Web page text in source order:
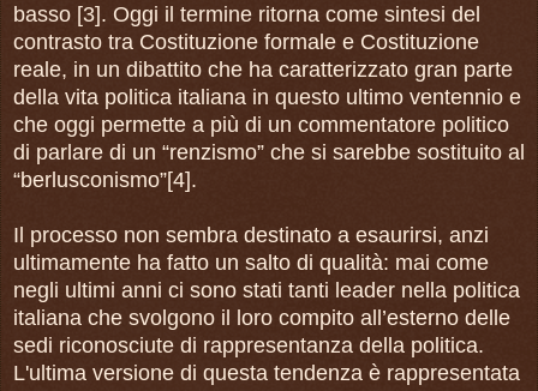
basso [3]. Oggi il termine ritorna come sintesi del
contrasto tra Costituzione formale e Costituzione
reale, in un dibattito che ha caratterizzato gran parte
della vita politica italiana in questo ultimo ventennio e
che oggi permette a più di un commentatore politico
di parlare di un “renzismo” che si sarebbe sostituito al
“berlusconismo”[4].
Il processo non sembra destinato a esaurirsi, anzi
ultimamente ha fatto un salto di qualità: mai come
negli ultimi anni ci sono stati tanti leader nella politica
italiana che svolgono il loro compito all’esterno delle
sedi riconosciute di rappresentanza della politica.
L'ultima versione di questa tendenza è rappresentata